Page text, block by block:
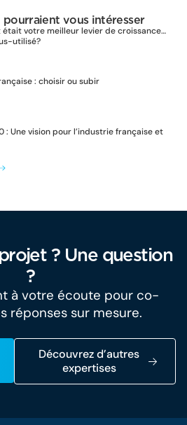
pourraient vous intéresser
était votre meilleur levier de croissance…
utilisé?
: choisir ou subir
: Une vision pour l’industrie française et
? Une question
?
à votre écoute pour co-
réponses sur mesure.
Découvrez d’autres
expertises